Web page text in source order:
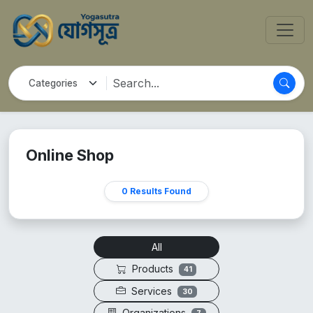
Online Shop
0 Results Found
All
Products
41
Services 30